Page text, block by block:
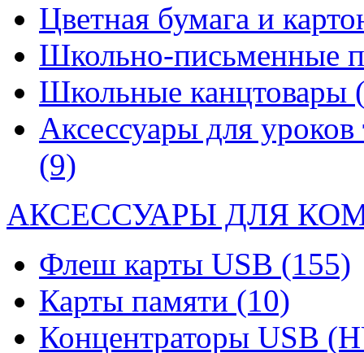
Цветная бумага и
Школьно-письменные
Школьные канцтовары
Аксессуары для уроков
(9)
АКСЕССУАРЫ ДЛЯ
Флеш карты USB (155)
Карты памяти (10)
Концентраторы USB